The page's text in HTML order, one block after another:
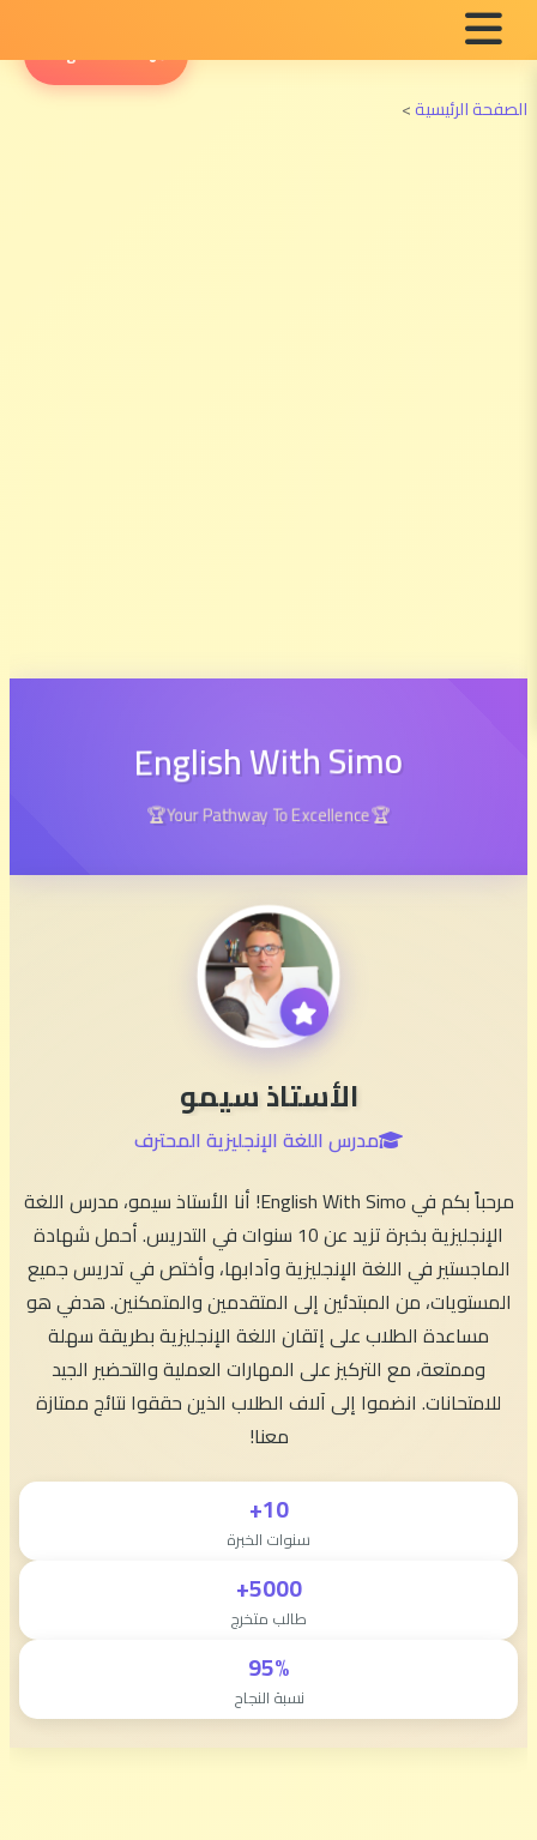
الصفحة الرئيسية>
English Radio
English With Simo
🏆Your Pathway To Excellence🏆
الأستاذ سيمو
مدرس اللغة الإنجليزية المحترف
مرحباً بكم في English With Simo! أنا الأستاذ سيمو، مدرس اللغة
الإنجليزية بخبرة تزيد عن 10 سنوات في التدريس. أحمل شهادة
الماجستير في اللغة الإنجليزية وآدابها، وأختص في تدريس جميع
المستويات، من المبتدئين إلى المتقدمين والمتمكنين. هدفي هو
مساعدة الطلاب على إتقان اللغة الإنجليزية بطريقة سهلة
وممتعة، مع التركيز على المهارات العملية والتحضير الجيد
للامتحانات. انضموا إلى آلاف الطلاب الذين حققوا نتائج ممتازة
معنا!
10+
سنوات الخبرة
5000+
طالب متخرج
95%
نسبة النجاح